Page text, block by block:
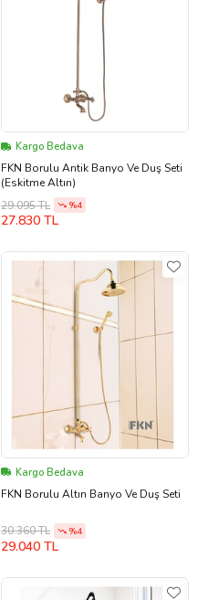
Kargo Bedava
FKN Borulu Antik Banyo Ve Duş Seti
(Eskitme Altın)
29.095 TL
%4
27.830 TL
Kargo Bedava
FKN Borulu Altın Banyo Ve Duş Seti
30.360 TL %4
29.040 TL